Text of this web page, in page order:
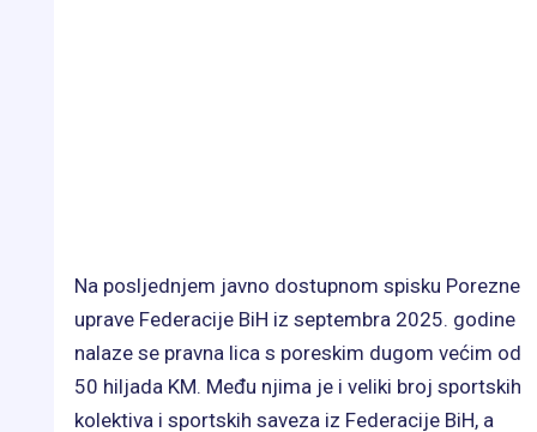
Na posljednjem javno dostupnom spisku Porezne
uprave Federacije BiH iz septembra 2025. godine
nalaze se pravna lica s poreskim dugom većim od
50 hiljada KM. Među njima je i veliki broj sportskih
kolektiva i sportskih saveza iz Federacije BiH, a